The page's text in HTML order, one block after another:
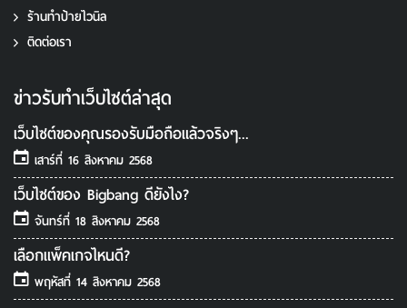
ร้านทำป้ายไวนิล
ติดต่อเรา
ข่าวรับทําเว็บไซต์ล่าสุด
เว็บไซต์ของคุณรองรับมือถือแล้วจริงๆ...
เสาร์ที่ 16 สิงหาคม 2568
เว็บไซต์ของ Bigbang ดียังไง?
จันทร์ที่ 18 สิงหาคม 2568
เลือกแพ็คเกจไหนดี?
พฤหัสที่ 14 สิงหาคม 2568